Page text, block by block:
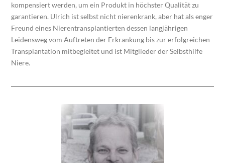
kompensiert werden, um ein Produkt in höchster Qualität zu
garantieren. Ulrich ist selbst nicht nierenkrank, aber hat als enger
Freund eines Nierentransplantierten dessen langjährigen
Leidensweg vom Auftreten der Erkrankung bis zur ­erfolgreichen
Transplantation mitbegleitet und ist Mitglieder der Selbsthilfe
Niere.